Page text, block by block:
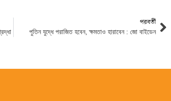
পরবর্তী
পুতিন যুদ্ধে পরাজিত হবেন, ক্ষমতাও হারাবেন : জো বাইডেন